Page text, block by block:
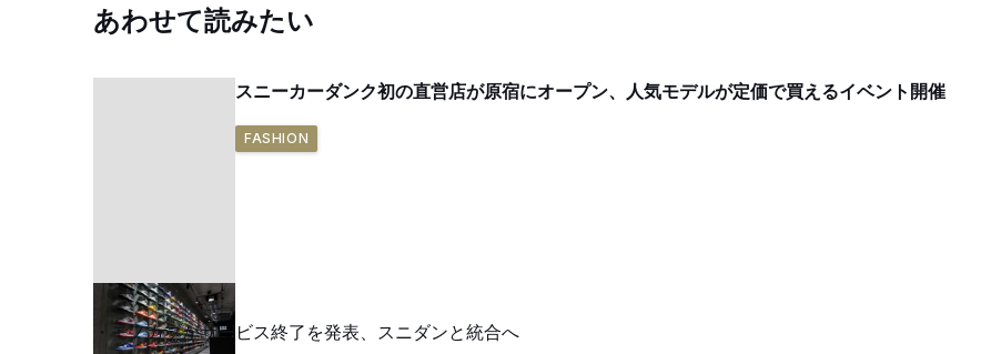
あわせて読みたい
スニーカーダンク初の直営店が原宿にオープン、人気モデルが定価で買えるイベント開催
FASHION
モノカブがサービス終了を発表、スニダンと統合へ